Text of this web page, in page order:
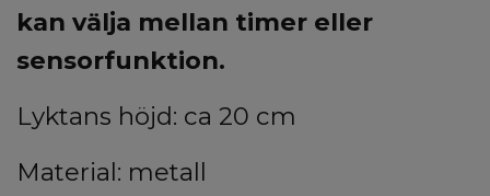
kan välja mellan timer eller
sensorfunktion.
Lyktans höjd: ca 20 cm
Material: metall